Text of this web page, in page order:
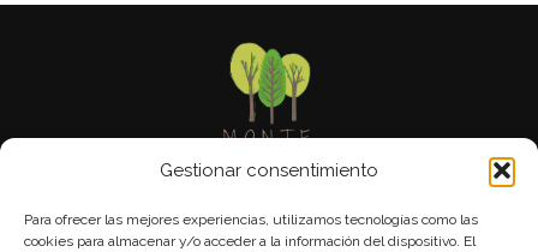
Gestionar consentimiento
Para ofrecer las mejores experiencias, utilizamos tecnologías como las
cookies para almacenar y/o acceder a la información del dispositivo. El
C/ El Dosal 51 • 39213 Suano • CANTABRIA